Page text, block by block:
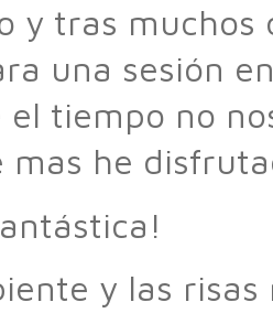
y tras
una sesión
tiempo no
mas he
y las